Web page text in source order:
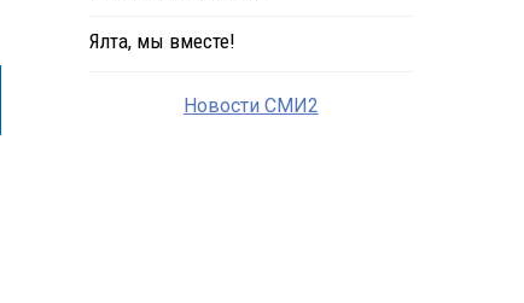
Ялта, мы вместе!
Новости СМИ2